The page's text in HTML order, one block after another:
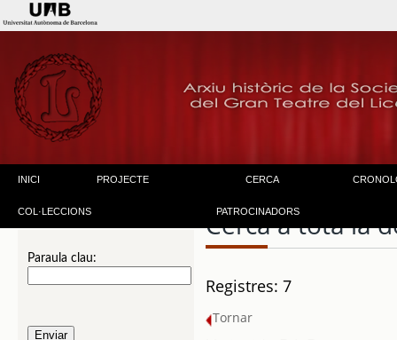
INICI PROJECTE CERCA
COL·LECCIONS PATROCINADORS
Paraula clau:
Cerca a tota la
Registres: 7
Tornar